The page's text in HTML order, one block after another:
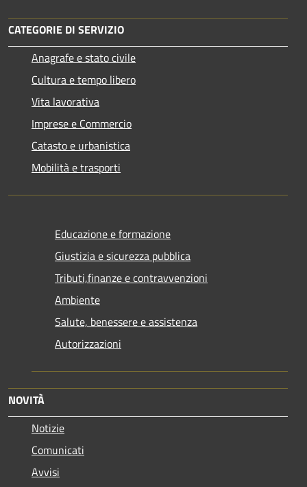
CATEGORIE DI SERVIZIO
Anagrafe e stato civile
Cultura e tempo libero
Vita lavorativa
Imprese e Commercio
Catasto e urbanistica
Mobilità e trasporti
Educazione e formazione
Giustizia e sicurezza pubblica
Tributi,finanze e contravvenzioni
Ambiente
Salute, benessere e assistenza
Autorizzazioni
NOVITÀ
Notizie
Comunicati
Avvisi